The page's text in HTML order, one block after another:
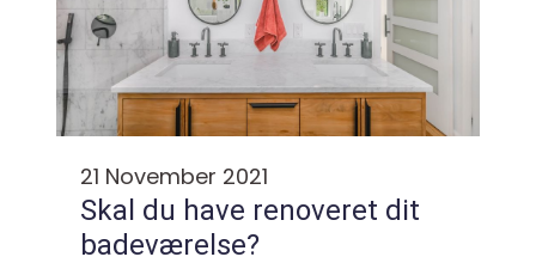
21 November 2021
Skal du have renoveret dit
badeværelse?